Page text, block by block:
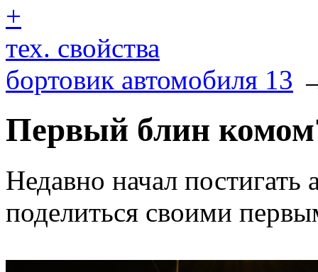
+
тех. свойства
бортовик автомобиля 13
Первый блин
Недавно начал
поделиться своими